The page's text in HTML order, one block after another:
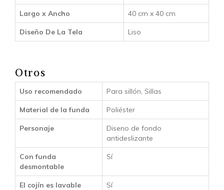
Largo x Ancho 40 cm x 40 cm
Diseño De La Tela Liso
Otros
Uso recomendado Para sillón, Sillas
Material de la funda Poliéster
Personaje
Diseno de fondo
antideslizante
Con funda
desmontable
Sí
El cojín es lavable Sí